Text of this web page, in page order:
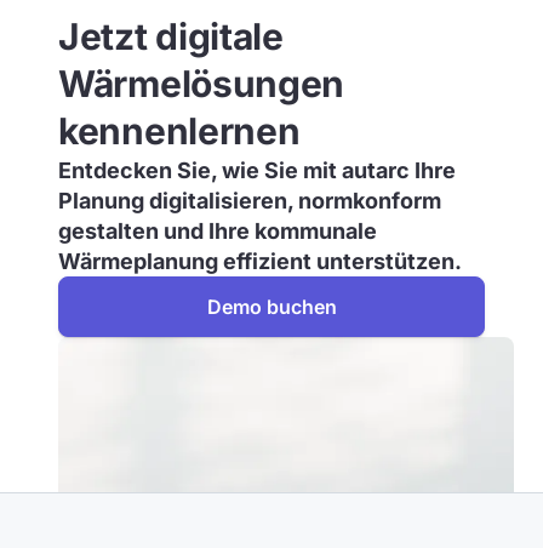
Jetzt digitale
Wärmelösungen
kennenlernen
Entdecken Sie, wie Sie mit autarc Ihre
Planung digitalisieren, normkonform
gestalten und Ihre kommunale
Wärmeplanung effizient unterstützen.
Demo buchen